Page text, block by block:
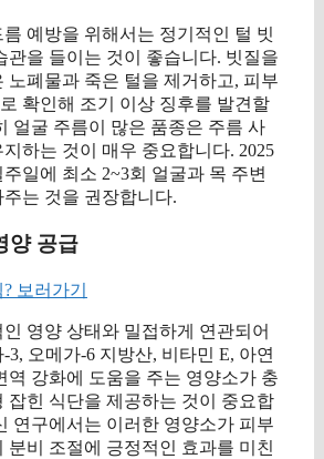
예방을 위해서는 정기적인 털 빗
관을 들이는 것이 좋습니다. 빗질을
노폐물과 죽은 털을 제거하고, 피부
확인해 조기 이상 징후를 발견할
얼굴 주름이 많은 품종은 주름 사
하는 것이 매우 중요합니다. 2025
일에 최소 2~3회 얼굴과 목 주변
는 것을 권장합니다.
양 공급
보러가기
영양 상태와 밀접하게 연관되어
3, 오메가-6 지방산, 비타민 E, 아연
역 강화에 도움을 주는 영양소가 충
잡힌 식단을 제공하는 것이 중요합
연구에서는 이러한 영양소가 피부
분비 조절에 긍정적인 효과를 미친